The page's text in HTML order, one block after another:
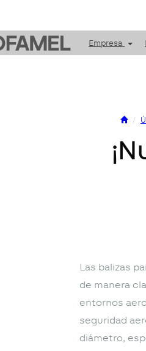
Empresa
Las balizas
de manera
entornos
seguridad
diámetro,